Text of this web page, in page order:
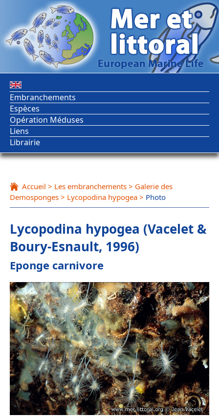
Embranchements
Espèces
Opération Méduses
Liens
Librairie
Accueil > Les embranchements > Galerie des
Demosponges > Lycopodina hypogea > Photo
Lycopodina hypogea (Vacelet &
Boury-Esnault, 1996)
Eponge carnivore